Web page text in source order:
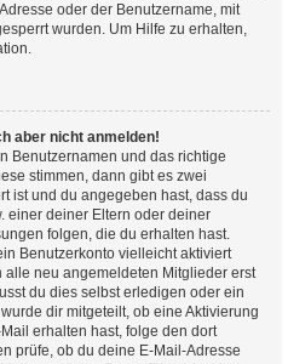
oder der Benutzername, mit
wurden. Um Hilfe zu erhalten,
aber nicht anmelden!
Benutzernamen und das richtige
stimmen, dann gibt es zwei
ist und du angegeben hast, dass du
einer deiner Eltern oder deiner
folgen, die du erhalten hast.
Benutzerkonto vielleicht aktiviert
neu angemeldeten Mitglieder erst
du dies selbst erledigen oder ein
dir mitgeteilt, ob eine Aktivierung
erhalten hast, folge den dort
prüfe, ob du deine E-Mail-Adresse